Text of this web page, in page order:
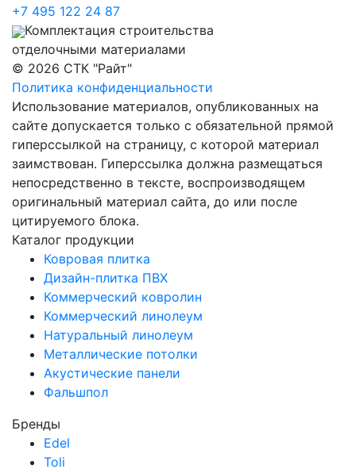
+7 495 122 24 87
Комплектация строительства
отделочными материалами
© 2026 СТК "Райт"
Политика конфиденциальности
Использование материалов, опубликованных на
сайте допускается только с обязательной прямой
гиперссылкой на страницу, с которой материал
заимствован. Гиперссылка должна размещаться
непосредственно в тексте, воспроизводящем
оригинальный материал сайта, до или после
цитируемого блока.
Каталог продукции
Ковровая плитка
Дизайн-плитка ПВХ
Коммерческий ковролин
Коммерческий линолеум
Натуральный линолеум
Металлические потолки
Акустические панели
Фальшпол
Бренды
Edel
Toli